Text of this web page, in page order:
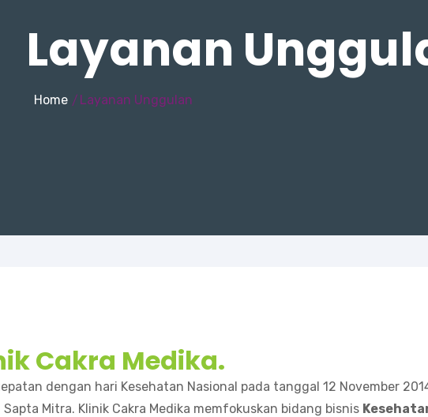
Layanan
Home / Layanan Unggulan
Cakra Medika.
dengan hari Kesehatan Nasional pada tanggal 12 November
Mitra. Klinik Cakra Medika memfokuskan bidang bisnis